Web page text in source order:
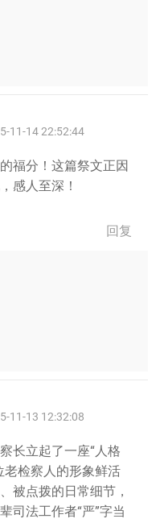
11-14 22:52:44
福分！这篇祭文正因
感人至深！
回复
11-13 12:32:08
长立起了一座“人格
老检察人的形象鲜活
被点拨的日常细节，
司法工作者“严”字当